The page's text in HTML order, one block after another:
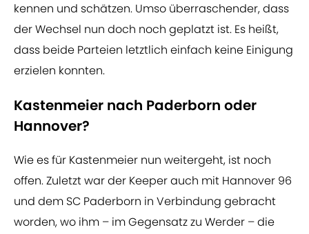
kennen und schätzen. Umso überraschender, dass
der Wechsel nun doch noch geplatzt ist. Es heißt,
dass beide Parteien letztlich einfach keine Einigung
erzielen konnten.
Kastenmeier nach Paderborn oder
Hannover?
Wie es für Kastenmeier nun weitergeht, ist noch
offen. Zuletzt war der Keeper auch mit Hannover 96
und dem SC Paderborn in Verbindung gebracht
worden, wo ihm – im Gegensatz zu Werder – die